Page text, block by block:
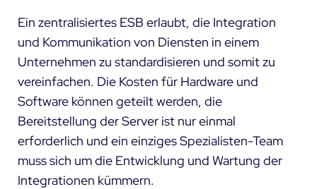
Ein zentralisiertes ESB erlaubt, die Integration
und Kommunikation von Diensten in einem
Unternehmen zu standardisieren und somit zu
vereinfachen. Die Kosten für Hardware und
Software können geteilt werden, die
Bereitstellung der Server ist nur einmal
erforderlich und ein einziges Spezialisten-Team
muss sich um die Entwicklung und Wartung der
Integrationen kümmern.